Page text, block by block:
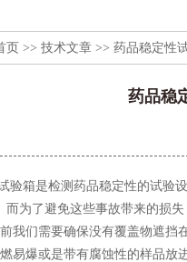
页 >> 技术文章 >> 药品稳定性
药品稳
验箱是检测药品稳定性的试验
而为了避免这些事故带来的损
们需要确保没有覆盖物遮挡在
爆或是带有腐蚀性的样品放进